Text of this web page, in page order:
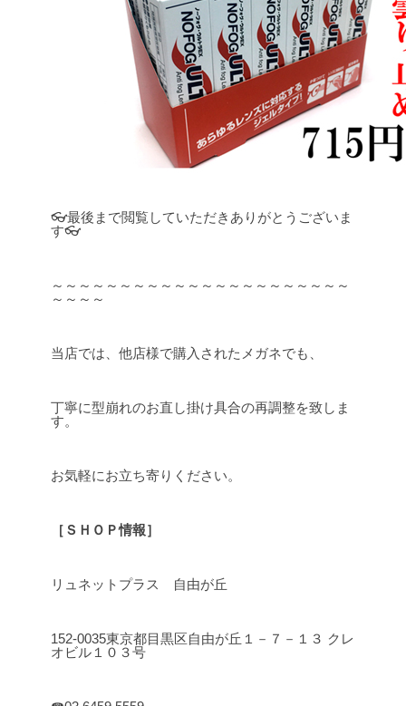
👓最後まで閲覧していただきありがとうございま
す👓
～～～～～～～～～～～～～～～～～～～～～～
～～～～
当店では、他店様で購入されたメガネでも、
丁寧に型崩れのお直し掛け具合の再調整を致しま
す。
お気軽にお立ち寄りください。
［ＳＨＯＰ情報］
リュネットプラス 自由が丘
152-0035東京都目黒区自由が丘１－７－１３ クレ
オビル１０３号